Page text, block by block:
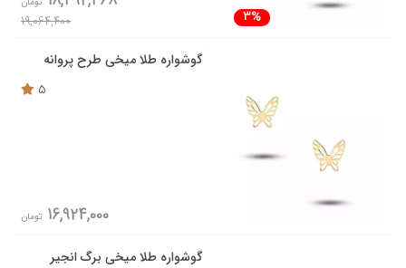
3%
19,064,400
گوشواره طلا میخی طرح پروانه
5
16,924,000 تومان
گوشواره طلا میخی برگ انجیر